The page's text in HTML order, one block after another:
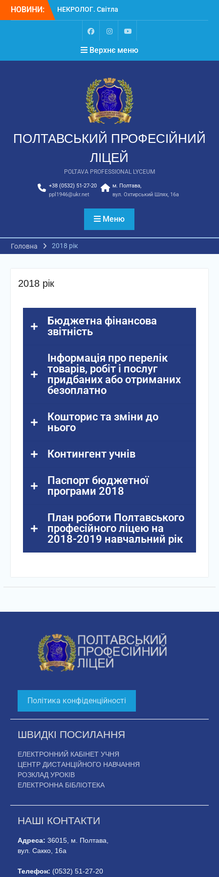
НОВИНИ:
НЕКРОЛОГ. Світла
пам’ять Замулі
Владиславу Васильовичу
Вступ для ТОТ 2026
Верхнє меню
ПОЛТАВСЬКИЙ ПРОФЕСІЙНИЙ
ЛІЦЕЙ
POLTAVA PROFESSIONAL LYCEUM
+38 (0532) 51-27-20
ppl1946@ukr.net
м. Полтава,
вул. Охтирський Шлях, 16а
Меню
Головна 2018 рік
2018 рік
Бюджетна фінансова
звітність
Інформація про перелік
товарів, робіт і послуг
придбаних або отриманих
безоплатно
Кошторис та зміни до
нього
Контингент учнів
Паспорт бюджетної
програми 2018
План роботи Полтавського
професійного ліцею на
2018-2019 навчальний рік
Політика конфіденційності
ШВИДКІ ПОСИЛАННЯ
ЕЛЕКТРОННИЙ КАБІНЕТ УЧНЯ
ЦЕНТР ДИСТАНЦІЙНОГО НАВЧАННЯ
РОЗКЛАД УРОКІВ
ЕЛЕКТРОННА БІБЛІОТЕКА
НАШІ КОНТАКТИ
Адреса: 36015, м. Полтава,
вул. Сакко, 16а
Телефон: (0532) 51-27-20